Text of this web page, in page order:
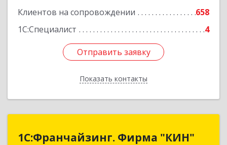
Клиентов на сопровождении
658
1С:Специалист
4
Отправить заявку
Показать контакты
Отправить заявку
Назад
1С:Франчайзинг. Фирма "КИН"
1С:Франчайзинг. Фирма "КИН"